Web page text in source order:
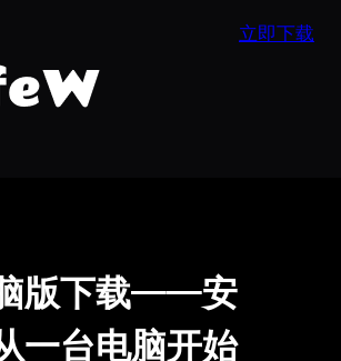
立即下载
版下载——安
一台电脑开始